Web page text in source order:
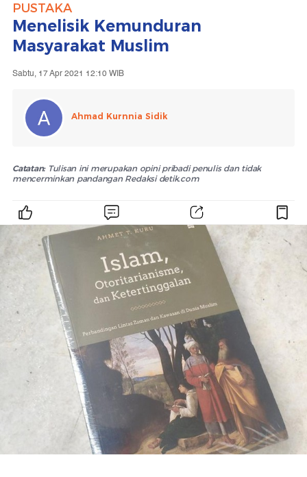
PUSTAKA
Menelisik Kemunduran
Masyarakat Muslim
Sabtu, 17 Apr 2021 12:10 WIB
Ahmad Kurnnia Sidik
Catatan:Tulisan ini merupakan opini pribadi penulis dan tidak
mencerminkan pandangan Redaksi detik.com